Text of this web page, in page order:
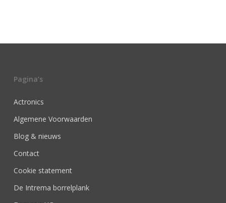
Pagina’s
Actronics
Algemene Voorwaarden
Blog & nieuws
Contact
Cookie statement
De Intrema borrelplank